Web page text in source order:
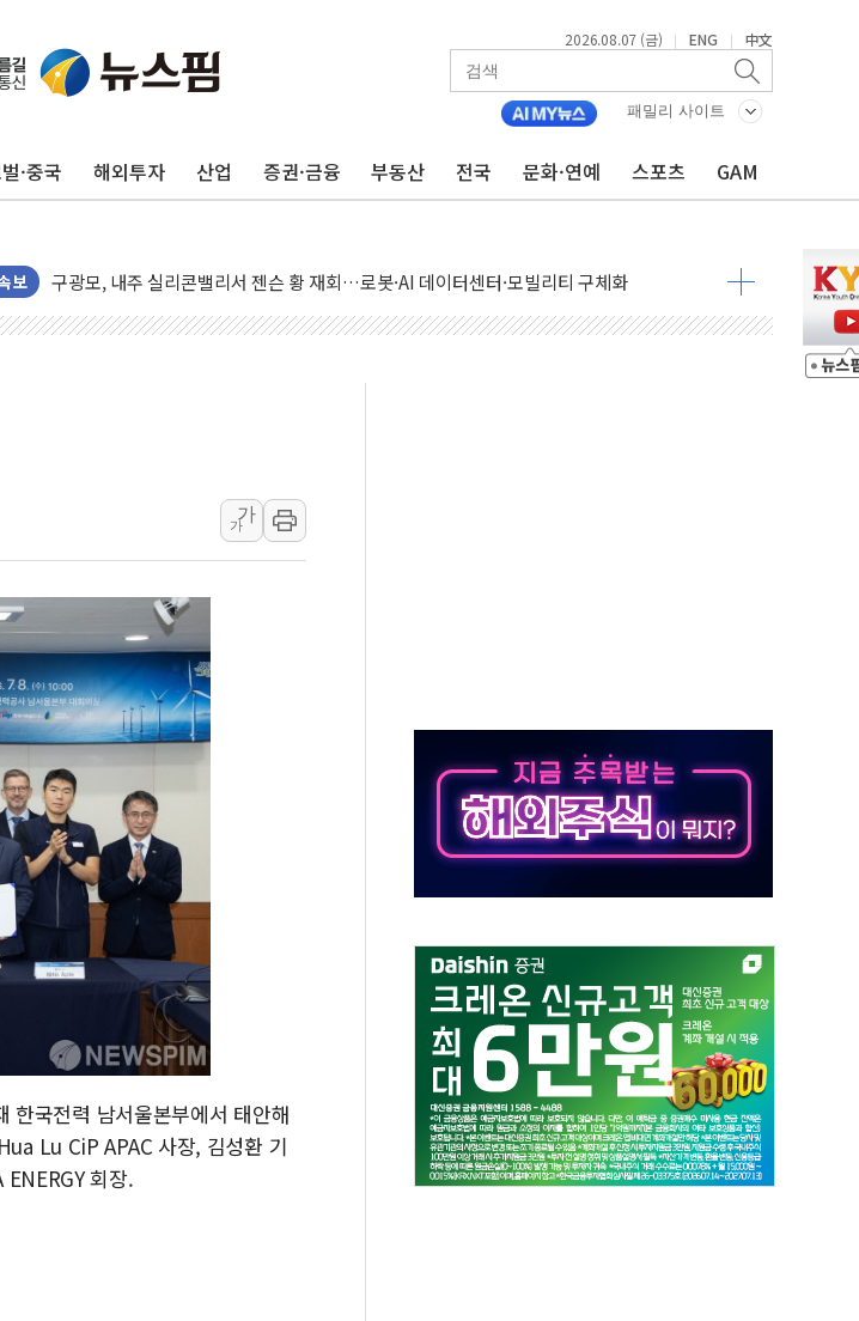
2026.08.07 (금) | ENG | 中文
패밀리 사이트
·중국 해외투자 산업 증권·금융 부동산 전국 문화·연예 스포츠 GAM
보
유럽증시, 견조한 실적 소화하며 대부분 상승… "2분기 기업 순이익 21% 증가" 전망
리투아니아 국방 "러, 우크라 드론으로 나토 회원국 공격 검토… 거짓 깃발 작전"
뉴욕증시 개장 전 특징주...모더나·아이온큐·도어대시↑ VS 샌디스크·피그마·앱러빈↓
김정관 장관 "영업이익 N% 성과급 반대…상법·자본시장법 개정 논의"
청와대, 북한 단거리 탄도미사일 발사에 긴급 안보 점검회의
러, 1인칭시점 드론으로 우크라 민간인 '사파리' 공격… 시민들 공포감 극대화 전략
[베트남 증시] 지수 하락 속 'DGC' 임시 주총 기대감에 홀로 상한가…마진 잔액은 사상 최고
'월가의 황제' 다이먼 "금융시장 레버리지 위험수위…숨은 차입이 더 큰 변수"
양주 섬유염색공장서 화재 1명 중상…대응 1단계 진압 중
김정관 산업부 장관 "주 52시간 손봐야, 경쟁상대 中과 비교해야"
해군 1함대 창설 80주년…지역과 함께하는 '선봉'의 대민 봉사
[3보] 북, 원산서 동해로 단거리 탄도미사일 1발 발사… 올해 10번째·42일 만 도발
우크라 드론 전술, 중남미 콜롬비아에 새 안보 위기… 반군·마약카르텔이 습득해 전투 활용
동해해경, 독도 해상서 부유물 감긴 어선 구조
주한미군 "오산기지 누출, 백린 아닌 무해한 표면 부식 물질"
구미 폐염산처리업체서 불 2시간30여분만에 진화...외국인 노동자 숨져
가
가
한국전력 남서울본부에서 태안해
Lu CiP APAC 사장, 김성환 기
회장.